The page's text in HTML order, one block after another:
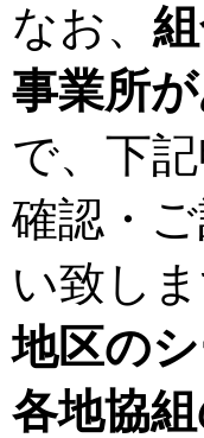
なお、
事業所
で、下
確認・
い致し
地区の
各地協